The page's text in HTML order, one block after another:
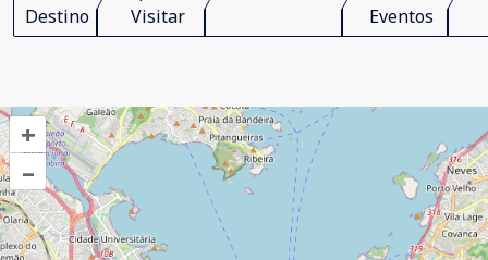
Destino
Visitar
Eventos
+
–